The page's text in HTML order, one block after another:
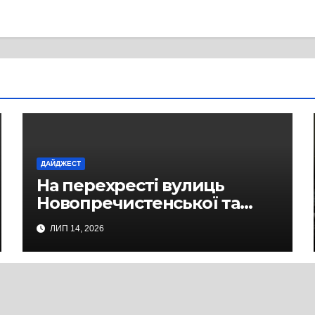
ДАЙДЖЕСТ
На перехресті вулиць
Новопречистенської та
Надпільної просів асфальт
над теплотрасою
ЛИП 14, 2026